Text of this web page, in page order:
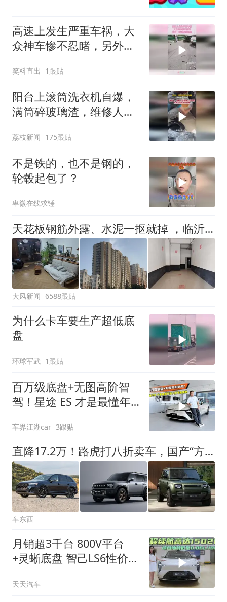
高速上发生严重车祸，大
众神车惨不忍睹，另外一
笑料直出 1跟贴
阳台上滚筒洗衣机自爆，
满筒碎玻璃渣，维修人员
洗衣机自爆
荔枝新闻 175跟贴
不是铁的，也不是钢的，
轮毂起包了？
卑微在线求锤
天花板钢筋外露、水泥一抠就掉 ，临沂一安置楼交房半年即被鉴定存安全隐患；楼体至今未加固，仍有居民常住
大风新闻 6588跟贴
为什么卡车要生产超低底
盘
环球军武 1跟贴
百万级底盘+无图高阶智
驾！星途 ES 才是最懂年
车界江湖car 3跟贴
直降17.2万！路虎打八折卖车，国产“方盒子”杀疯了
车东西
月销超3千台 800V平台
+灵蜥底盘 智己LS6性价比
天天汽车